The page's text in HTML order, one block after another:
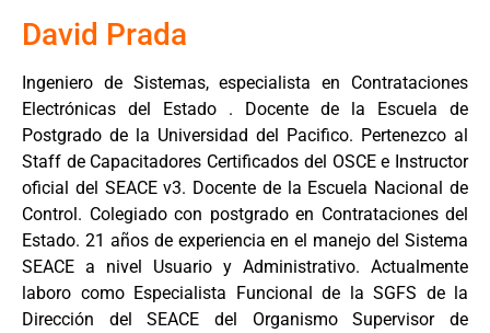
David Prada
Ingeniero de Sistemas, especialista en Contrataciones
Electrónicas del Estado . Docente de la Escuela de
Postgrado de la Universidad del Pacifico. Pertenezco al
Staff de Capacitadores Certificados del OSCE e Instructor
oficial del SEACE v3. Docente de la Escuela Nacional de
Control. Colegiado con postgrado en Contrataciones del
Estado. 21 años de experiencia en el manejo del Sistema
SEACE a nivel Usuario y Administrativo. Actualmente
laboro como Especialista Funcional de la SGFS de la
Dirección del SEACE del Organismo Supervisor de